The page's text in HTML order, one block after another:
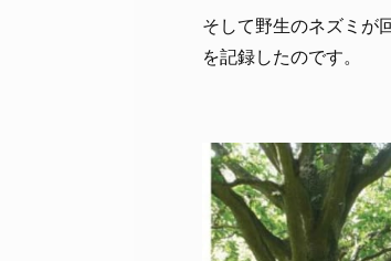
そして野生のネズミが
を記録したのです。